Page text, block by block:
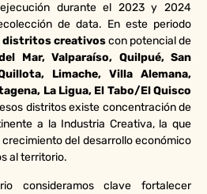
durante el 2023 y 2024
de data. En este periodo
distritos creativoscon potencial de
Mar, Valparaíso, Quilpué, San
Limache, Villa Alemana,
La Ligua, El Tabo/El Quisco
distritos existe concentración de
a la Industria Creativa, la que
del desarrollo económico
al territorio.
consideramos clave fortalecer